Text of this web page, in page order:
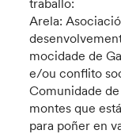
traballo:
Arela:
mocidade de
e/ou conflito
Comunidade
montes que
para poñer en